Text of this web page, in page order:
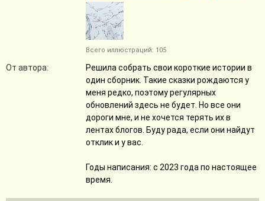
Всего иллюстраций: 105
От автора:
Решила собрать свои короткие истории в
один сборник. Такие сказки рождаются у
меня редко, поэтому регулярных
обновлений здесь не будет. Но все они
дороги мне, и не хочется терять их в
лентах блогов. Буду рада, если они найдут
отклик и у вас.
Годы написания: с 2023 года по настоящее
время.